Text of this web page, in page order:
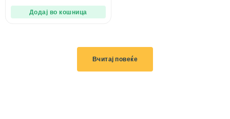
Додај во кошница
Вчитај повеќе